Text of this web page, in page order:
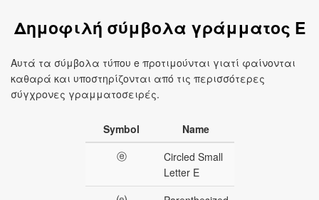
Δημοφιλή σύμβολα γράμματος E
Αυτά τα σύμβολα τύπου e προτιμούνται γιατί φαίνονται
καθαρά και υποστηρίζονται από τις περισσότερες
σύγχρονες γραμματοσειρές.
Symbol
Name
ⓔ
Circled Small
Letter E